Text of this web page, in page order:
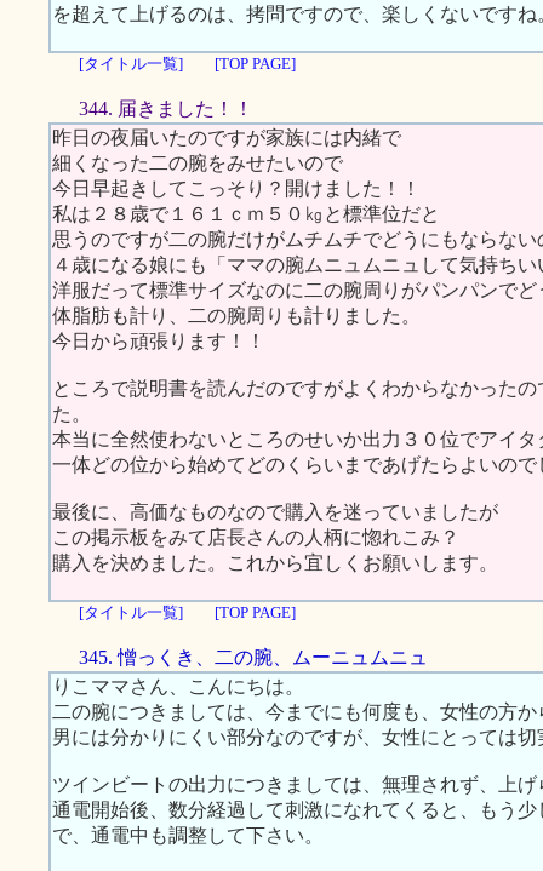
を超えて上げるのは、拷問ですので、楽しくないですね
[タイトル一覧] [TOP PAGE]
344. 届きました！！
昨日の夜届いたのですが家族には内緒で
細くなった二の腕をみせたいので
今日早起きしてこっそり？開けました！！
私は２８歳で１６１ｃｍ５０㎏と標準位だと
思うのですが二の腕だけがムチムチでどうにもならない
４歳になる娘にも「ママの腕ムニュムニュして気持ち
洋服だって標準サイズなのに二の腕周りがパンパンで
体脂肪も計り、二の腕周りも計りました。
今日から頑張ります！！
ところで説明書を読んだのですがよくわからなかった
た。
本当に全然使わないところのせいか出力３０位でアイ
一体どの位から始めてどのくらいまであげたらよいので
最後に、高価なものなので購入を迷っていましたが
この掲示板をみて店長さんの人柄に惚れこみ？
購入を決めました。これから宜しくお願いします。
[タイトル一覧] [TOP PAGE]
345. 憎っくき、二の腕、ムーニュムニュ
りこママさん、こんにちは。
二の腕につきましては、今までにも何度も、女性の方
男には分かりにくい部分なのですが、女性にとっては
ツインビートの出力につきましては、無理されず、上
通電開始後、数分経過して刺激になれてくると、もう
で、通電中も調整して下さい。